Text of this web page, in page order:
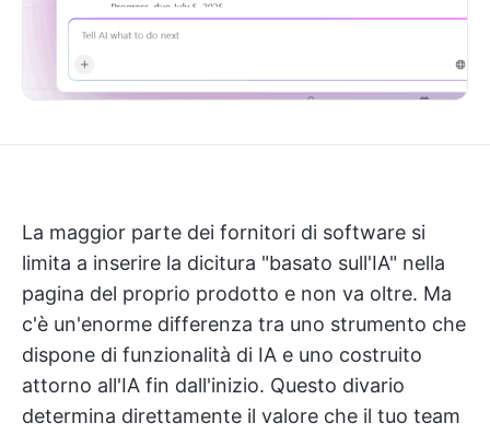
La maggior parte dei fornitori di software si
limita a inserire la dicitura "basato sull'IA" nella
pagina del proprio prodotto e non va oltre. Ma
c'è un'enorme differenza tra uno strumento che
dispone di funzionalità di IA e uno costruito
attorno all'IA fin dall'inizio. Questo divario
determina direttamente il valore che il tuo team